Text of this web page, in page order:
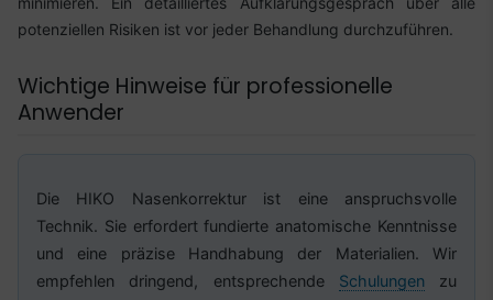
potenziellen Risiken ist vor jeder Behandlung durchzuführen.
Wichtige Hinweise für professionelle
Anwender
Die HIKO Nasenkorrektur ist eine anspruchsvolle
Technik. Sie erfordert fundierte anatomische Kenntnisse
und eine präzise Handhabung der Materialien. Wir
empfehlen dringend, entsprechende Schulungen zu